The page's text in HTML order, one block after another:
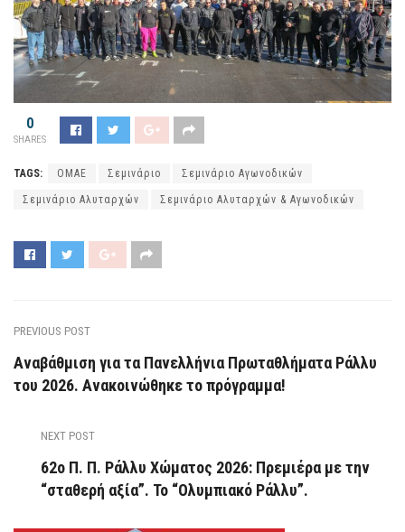
0
SHARES
TAGS: ΟΜΑΕ Σεμινάριο Σεμινάριο Αγωνοδικών
Σεμινάριο Αλυταρχών Σεμινάριο Αλυταρχών & Αγωνοδικών
PREVIOUS POST
Αναβάθμιση για τα Πανελλήνια Πρωταθλήματα Ράλλυ
του 2026. Ανακοινώθηκε το πρόγραμμα!
NEXT POST
62ο Π. Π. Ράλλυ Χώματος 2026: Πρεμιέρα με την
“σταθερή αξία”. Το “Ολυμπιακό Ράλλυ”.